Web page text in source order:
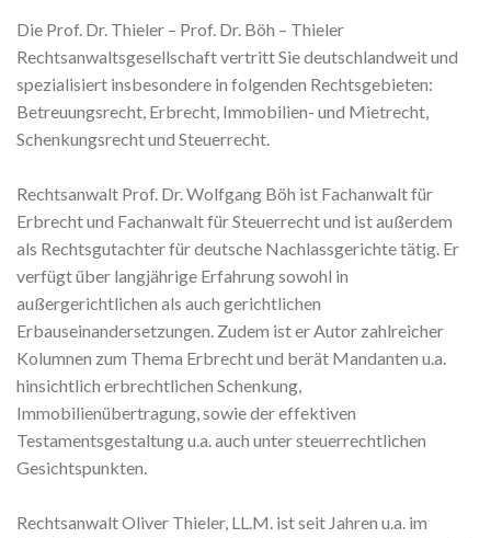
Die Prof. Dr. Thieler – Prof. Dr. Böh – Thieler
Rechtsanwaltsgesellschaft vertritt Sie deutschlandweit und
spezialisiert insbesondere in folgenden Rechtsgebieten:
Betreuungsrecht, Erbrecht, Immobilien- und Mietrecht,
Schenkungsrecht und Steuerrecht.
Rechtsanwalt Prof. Dr. Wolfgang Böh ist Fachanwalt für
Erbrecht und Fachanwalt für Steuerrecht und ist außerdem
als Rechtsgutachter für deutsche Nachlassgerichte tätig. Er
verfügt über langjährige Erfahrung sowohl in
außergerichtlichen als auch gerichtlichen
Erbauseinandersetzungen. Zudem ist er Autor zahlreicher
Kolumnen zum Thema Erbrecht und berät Mandanten u.a.
hinsichtlich erbrechtlichen Schenkung,
Immobilienübertragung, sowie der effektiven
Testamentsgestaltung u.a. auch unter steuerrechtlichen
Gesichtspunkten.
Rechtsanwalt Oliver Thieler, LL.M. ist seit Jahren u.a. im